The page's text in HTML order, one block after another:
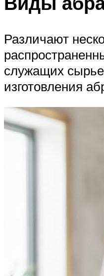
Различают
служащих
изготовления